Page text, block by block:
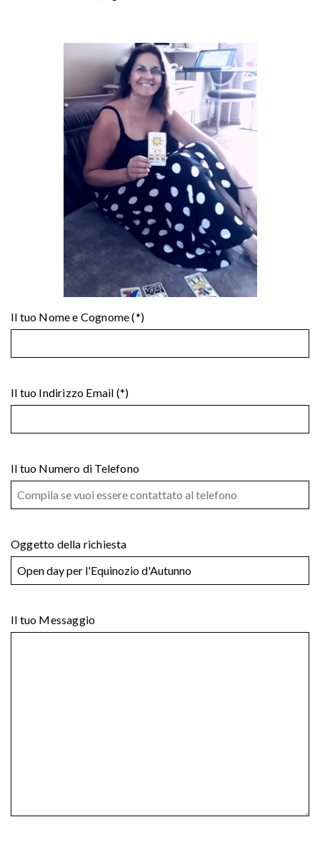
Il tuo Nome e Cognome (*)
Il tuo Indirizzo Email (*)
Il tuo Numero di Telefono
Oggetto della richiesta
Il tuo Messaggio